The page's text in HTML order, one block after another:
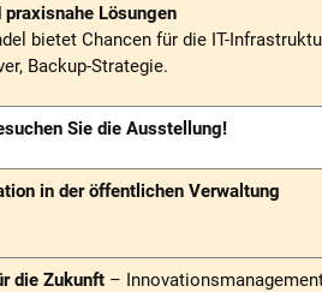
praxisnahe Lösungen
bietet Chancen für die IT-
Backup-Strategie.
Sie die Ausstellung!
in der öffentlichen Verwaltung
die Zukunft –